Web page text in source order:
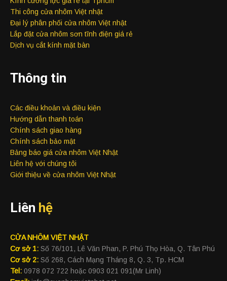
Thi công cửa nhôm Việt nhật
Đại lý phân phối cửa nhôm Việt nhật
Lắp đặt cửa nhôm sơn tĩnh điện giá rẻ
Dịch vụ cắt kính mặt bàn
Thông tin
Các điều khoản và điều kiện
Hướng dẫn thanh toán
Chính sách giao hàng
Chính sách bảo mật
Bảng báo giá cửa nhôm Việt Nhật
Liên hệ với chúng tôi
Giới thiệu về cửa nhôm Việt Nhật
Liên hệ
CỬA NHÔM VIỆT NHẬT
Cơ sở 1: Số 76/101, Lê Văn Phan, P. Phú Thọ Hòa, Q. Tân Phú
Cơ sở 2: Số 268, Cách Mạng Tháng 8, Q. 3, Tp. HCM
Tel: 0978 072 722 hoặc 0903 021 091(Mr Linh)